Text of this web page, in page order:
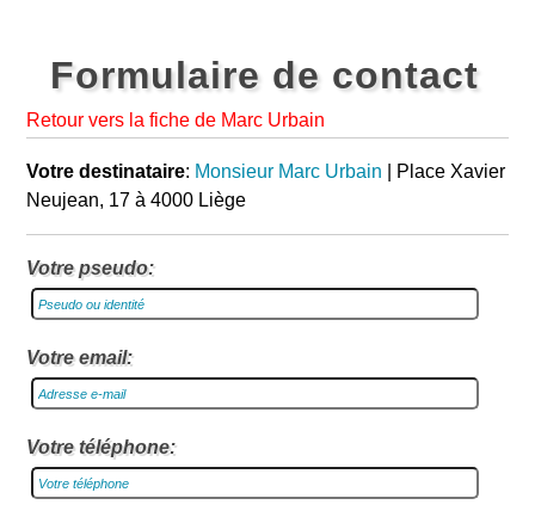
Formulaire de contact
Retour vers la fiche de Marc Urbain
Votre destinataire: Monsieur Marc Urbain | Place Xavier
Neujean, 17 à 4000 Liège
Votre pseudo:
Votre email:
Votre téléphone: